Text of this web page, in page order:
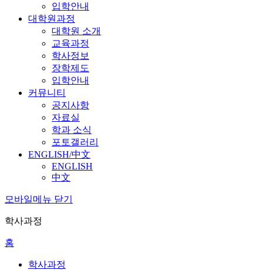
입학안내
대학원과정
대학원 소개
교육과정
학사정보
장학제도
입학안내
커뮤니티
공지사항
자료실
학과 소식
포토갤러리
ENGLISH/中文
ENGLISH
中文
모바일메뉴 닫기
학사과정
홈
학사과정